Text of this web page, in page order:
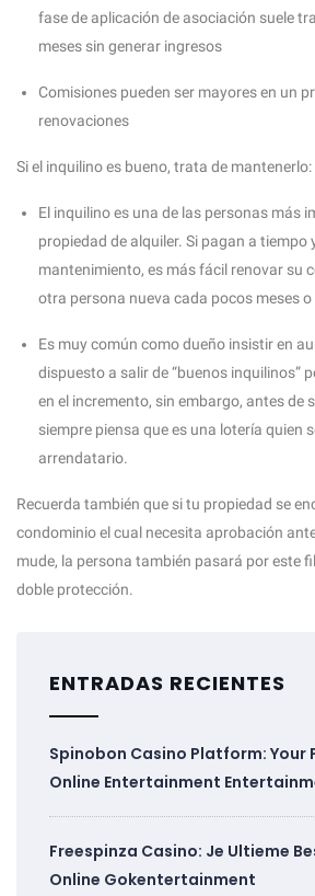
fase de aplicación de asociación suele
meses sin generar ingresos
Comisiones pueden ser mayores en un
renovaciones
Si el inquilino es bueno, trata de mantenerlo:
El inquilino es una de las personas más
propiedad de alquiler. Si pagan a tiempo
mantenimiento, es más fácil renovar su
otra persona nueva cada pocos meses o
Es muy común como dueño insistir en
dispuesto a salir de “buenos inquilinos”
en el incremento, sin embargo, antes de
siempre piensa que es una lotería quien
arrendatario.
Recuerda también que si tu propiedad se
condominio el cual necesita aprobación
mude, la persona también pasará por este
doble protección.
ENTRADAS RECIENTES
Spinobon Casino Platform: Your
Online Entertainment
Freespinza Casino: Je Ultieme
Online Gokentertainment